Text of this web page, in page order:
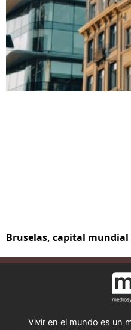
Bruselas, capital
Vivir en el mundo es un